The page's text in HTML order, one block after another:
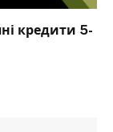
кредити 5-